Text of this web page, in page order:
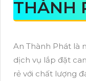
THÀNH
An Thành Phát là
dịch vụ lắp đặt
rẻ với chất lượng